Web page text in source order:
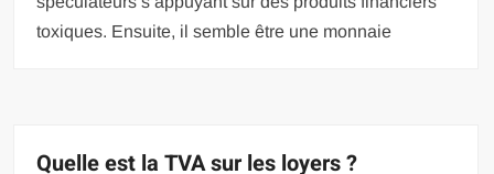
toxiques. Ensuite, il semble être une monnaie
Quelle est la TVA sur les loyers ?